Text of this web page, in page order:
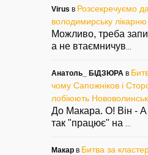
Virus в Розсекречуємо
володимирську лікарню
Можливо, треба
а не втаємничув
Анатоль_ БІДЗЮРА в
чому Сапожніков і
лобіюють
До Макара. О! Він - А
так "працює" на
Макар в Битва за